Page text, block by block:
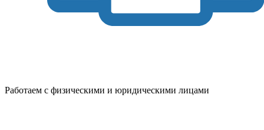
Работаем с физическими и юридическими лицами